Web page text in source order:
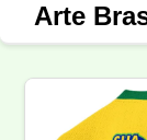
Arte